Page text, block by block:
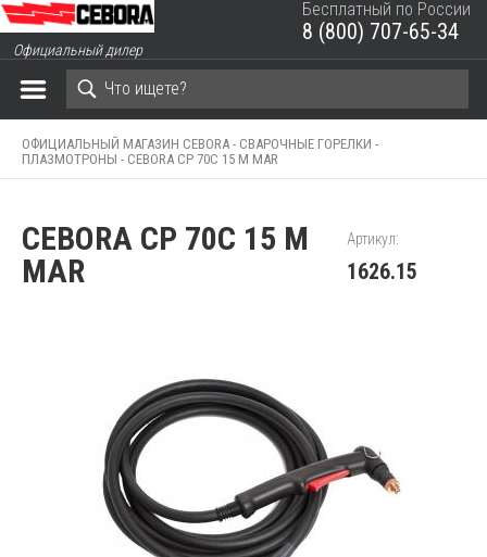
Официальный дилер
Бесплатный по России
8 (800) 707-65-34
ОФИЦИАЛЬНЫЙ МАГАЗИН CEBORA - СВАРОЧНЫЕ ГОРЕЛКИ -
ПЛАЗМОТРОНЫ - CEBORA CP 70C 15 M MAR
CEBORA CP 70C 15 M
MAR
Артикул:
1626.15
ЗАКРЫТЬ КОРЗИНУ